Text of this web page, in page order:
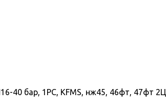
40 бар, 1PC, KFMS, нж45, 46фт, 47фт